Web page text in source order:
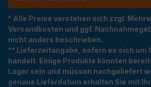
* Alle Preise verstehen sich zzgl.
Versandkosten und ggf.
nicht anders beschrieben.
** Lieferzeitangabe, sofern es sich um
handelt. Einige Produkte könnten
Lager sein und müssen nachgeliefert
genaue Lieferdatum erhalten Sie mit